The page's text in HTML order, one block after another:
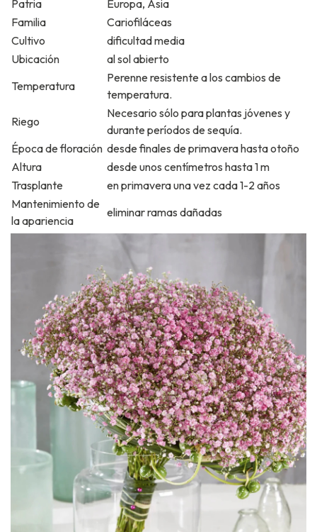
Patria
Europa, Asia
Familia
Cariofiláceas
Cultivo
dificultad media
Ubicación
al sol abierto
Temperatura
Perenne resistente a los cambios de
temperatura.
Riego
Necesario sólo para plantas jóvenes y
durante períodos de sequía.
Época de floración desde finales de primavera hasta otoño
Altura
desde unos centímetros hasta 1 m
Trasplante
en primavera una vez cada 1-2 años
Mantenimiento de
la apariencia
eliminar ramas dañadas